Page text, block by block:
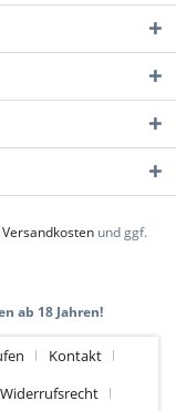
Versandkosten und ggf.
ab 18 Jahren!
Kontakt
Widerrufsrecht